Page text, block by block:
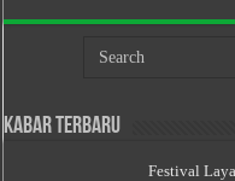
Kabar Terbaru
Festival